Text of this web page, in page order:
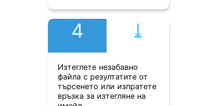
4 ⤓︎
Изтеглете незабавно
файла с резултатите от
търсенето или изпратете
връзка за изтегляне на